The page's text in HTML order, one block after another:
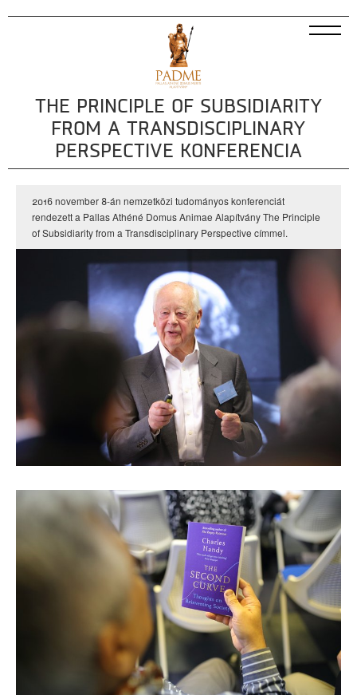
THE PRINCIPLE OF SUBSIDIARITY
FROM A TRANSDISCIPLINARY
PERSPECTIVE KONFERENCIA
2016 november 8-án nemzetközi tudományos konferenciát
rendezett a Pallas Athéné Domus Animae Alapítvány The Principle
of Subsidiarity from a Transdisciplinary Perspective címmel.